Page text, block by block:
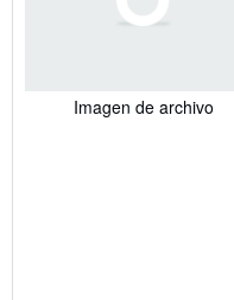
Imagen de archivo